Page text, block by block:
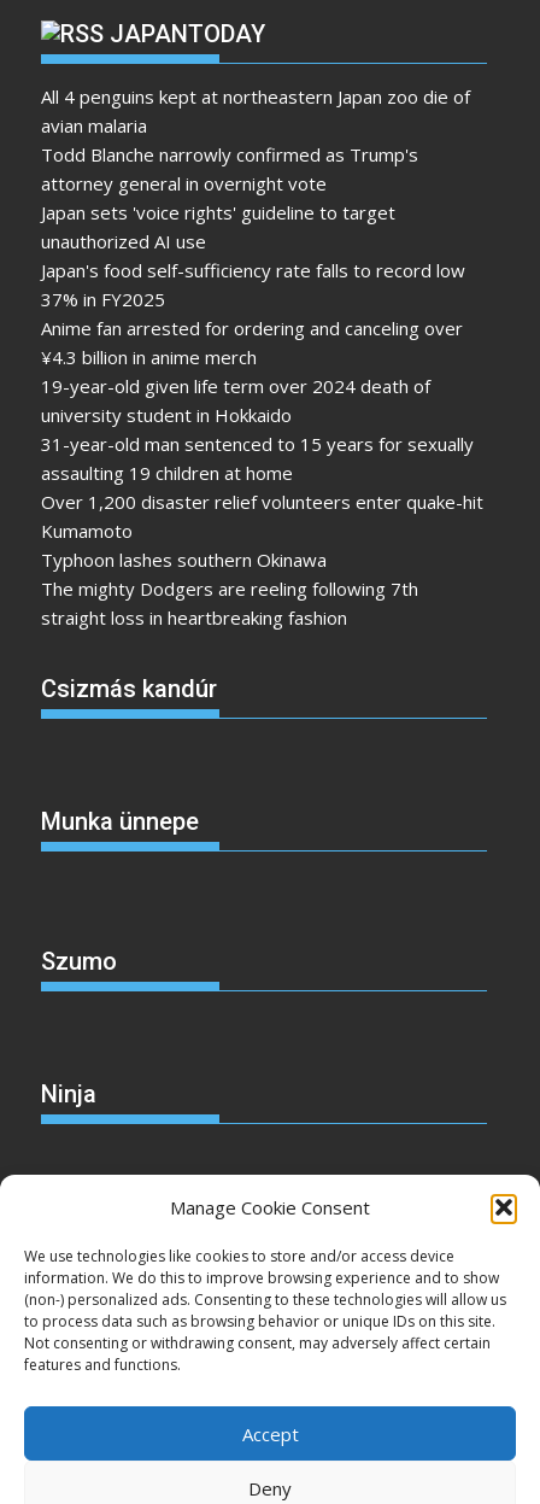
Manage Cookie Consent
We use technologies like cookies to store and/or access device
information. We do this to improve browsing experience and to show
(non-) personalized ads. Consenting to these technologies will allow us
to process data such as browsing behavior or unique IDs on this site.
Not consenting or withdrawing consent, may adversely affect certain
features and functions.
Accept
Deny
JAPANTODAY
All 4 penguins kept at northeastern Japan zoo die of
avian malaria
Todd Blanche narrowly confirmed as Trump's
attorney general in overnight vote
Japan sets 'voice rights' guideline to target
unauthorized AI use
Japan's food self-sufficiency rate falls to record low
37% in FY2025
Anime fan arrested for ordering and canceling over
¥4.3 billion in anime merch
19-year-old given life term over 2024 death of
university student in Hokkaido
31-year-old man sentenced to 15 years for sexually
assaulting 19 children at home
Over 1,200 disaster relief volunteers enter quake-hit
Kumamoto
Typhoon lashes southern Okinawa
The mighty Dodgers are reeling following 7th
straight loss in heartbreaking fashion
Csizmás kandúr
Munka ünnepe
Szumo
Ninja
Cake